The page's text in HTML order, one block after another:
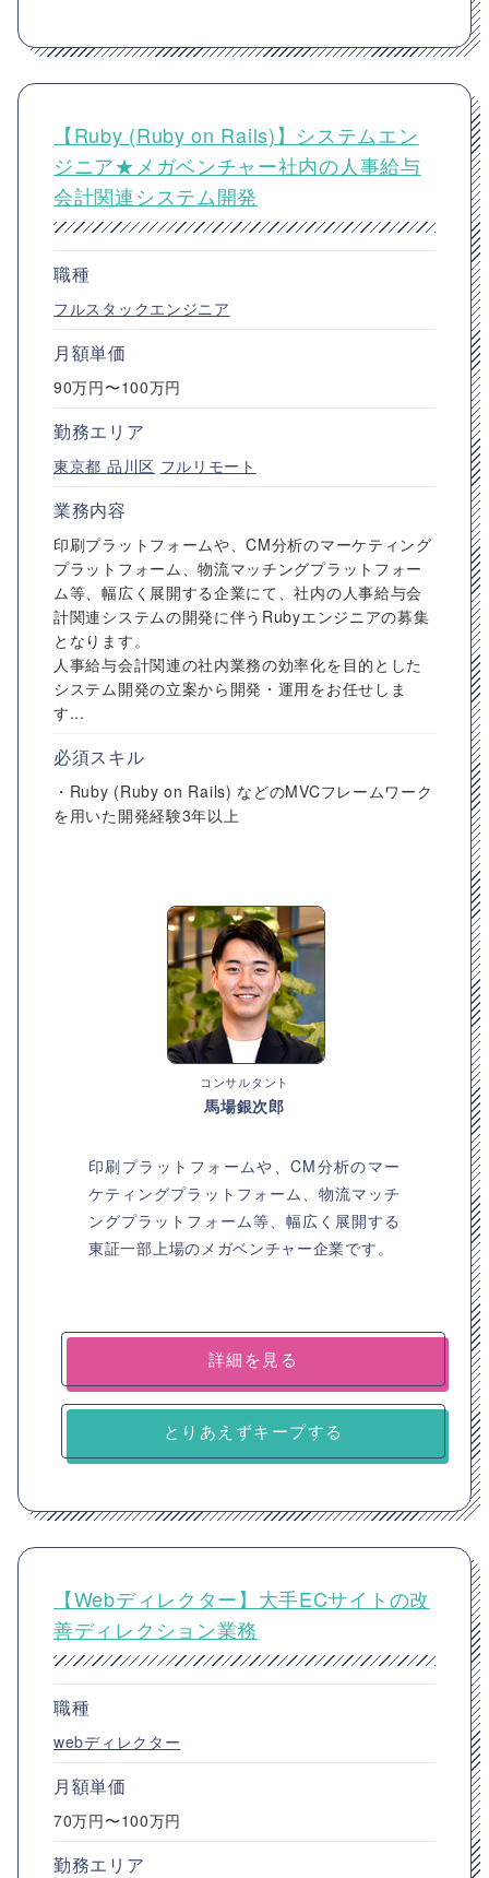
【Ruby (Ruby on Rails)】システムエン
ジニア★メガベンチャー社内の人事給与
会計関連システム開発
職種
フルスタックエンジニア
月額単価
90万円〜100万円
勤務エリア
東京都 品川区 フルリモート
業務内容
印刷プラットフォームや、CM分析のマーケティング
プラットフォーム、物流マッチングプラットフォー
ム等、幅広く展開する企業にて、社内の人事給与会
計関連システムの開発に伴うRubyエンジニアの募集
となります。
人事給与会計関連の社内業務の効率化を目的とした
システム開発の立案から開発・運用をお任せしま
す...
必須スキル
・Ruby (Ruby on Rails) などのMVCフレームワーク
を用いた開発経験3年以上
コンサルタント
馬場銀次郎
印刷プラットフォームや、CM分析のマー
ケティングプラットフォーム、物流マッチ
ングプラットフォーム等、幅広く展開する
東証一部上場のメガベンチャー企業です。
詳細を見る
とりあえずキープする
【Webディレクター】大手ECサイトの改
善ディレクション業務
職種
webディレクター
月額単価
70万円〜100万円
勤務エリア